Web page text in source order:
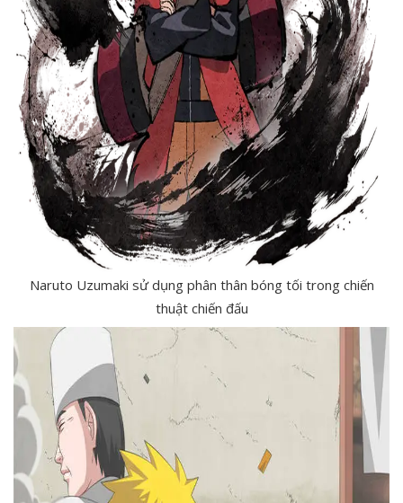
Naruto Uzumaki sử dụng phân thân bóng tối trong chiến
thuật chiến đấu